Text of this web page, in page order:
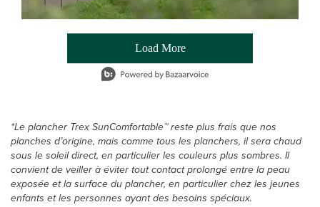
Load More
- Media Gallery
1 of 54 total items loaded in Media Gallery
*Le plancher Trex SunComfortable™ reste plus frais que nos
planches d’origine, mais comme tous les planchers, il sera chaud
sous le soleil direct, en particulier les couleurs plus sombres. Il
convient de veiller à éviter tout contact prolongé entre la peau
exposée et la surface du plancher, en particulier chez les jeunes
enfants et les personnes ayant des besoins spéciaux.